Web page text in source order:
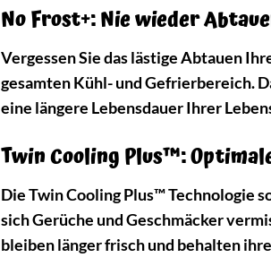
No Frost+: Nie wieder
Vergessen Sie das lästige Abtauen
gesamten Kühl- und Gefrierbereich.
eine längere Lebensdauer Ihrer
Twin Cooling Plus™:
Die Twin Cooling Plus™ Technologie
sich Gerüche und Geschmäcker
bleiben länger frisch und behalten